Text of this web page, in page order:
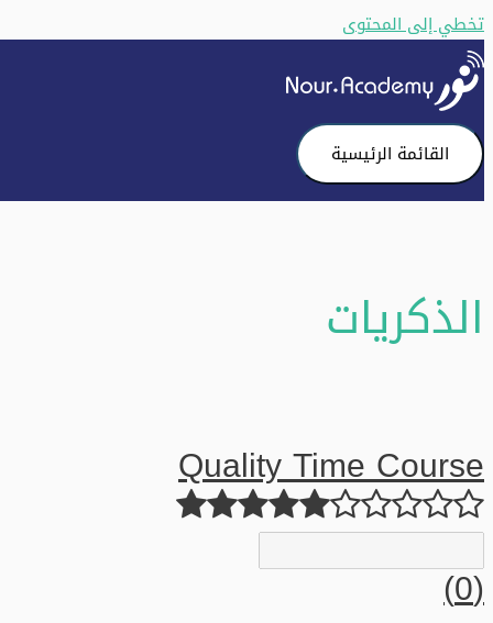
تخطي إلى المحتوى
القائمة الرئيسية
الذكريات
Quality Time Course
(0)